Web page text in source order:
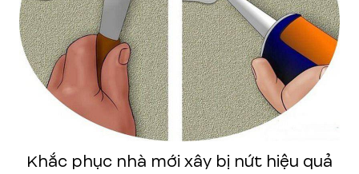
Khắc phục nhà mới xây bị nứt hiệu quả